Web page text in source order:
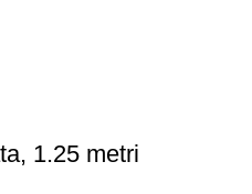
1.25 metri